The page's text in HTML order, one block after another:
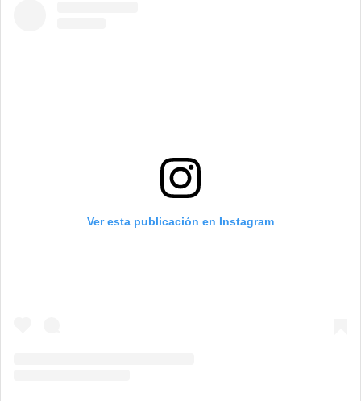
Ver esta publicación en Instagram